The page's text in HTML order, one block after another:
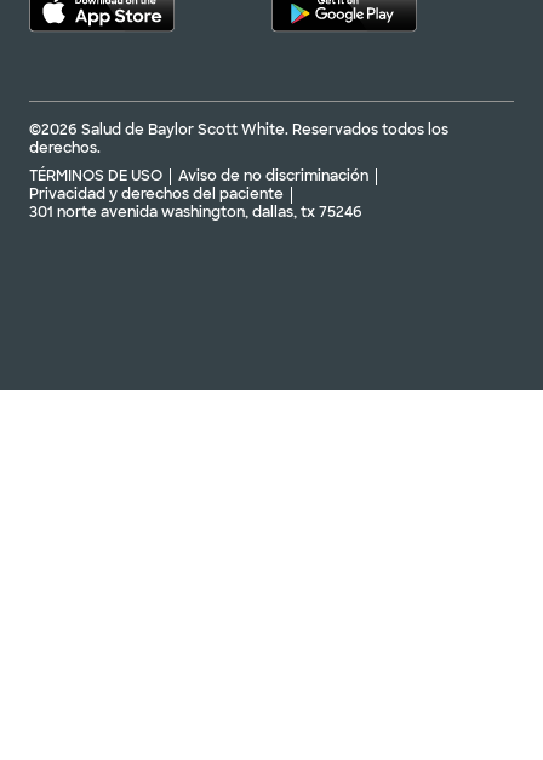
©2026 Salud de Baylor Scott White. Reservados todos los
derechos.
TÉRMINOS DE USO
Aviso de no discriminación
Privacidad y derechos del paciente
301 norte avenida washington, dallas, tx 75246